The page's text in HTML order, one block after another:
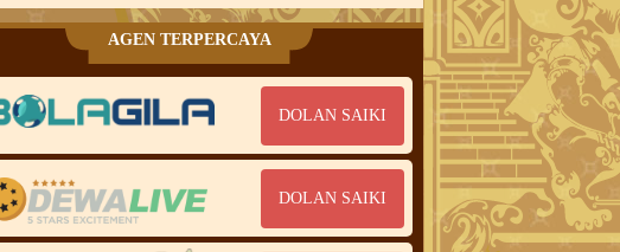
AGEN TERPERCAYA
DOLAN SAIKI
DOLAN SAIKI